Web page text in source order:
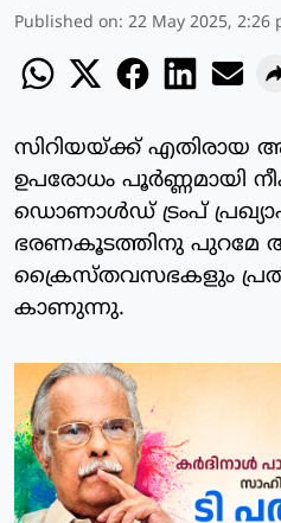
Published on: 22 May 2025, 2:26
സിറിയയ്ക്ക് എതിരായ
ഉപരോധം പൂര്‍ണ്ണമായി
ഡൊണാള്‍ഡ് ട്രംപ്
ഭരണകൂടത്തിനു പുറമേ
ക്രൈസ്തവസഭകളും
കാണുന്നു.